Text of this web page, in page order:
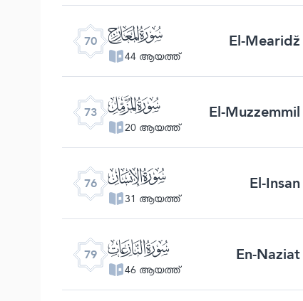
70 ﯳ
44 ആയത്ത്
El-Mearidž
73 ﯶ
20 ആയത്ത്
El-Muzzemmil
76 ﯹ
31 ആയത്ത്
El-Insan
79 ﯼ
46 ആയത്ത്
En-Naziat